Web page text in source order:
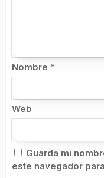
Nombre *
Web
Guarda mi
este navegador